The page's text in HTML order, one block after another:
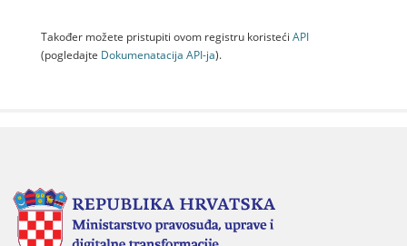
Također možete pristupiti ovom registru koristeći API
(pogledajte Dokumenаtаcijа API-jа).